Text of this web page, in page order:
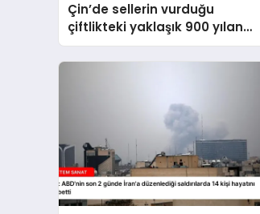
Çin’de sellerin vurduğu
çiftlikteki yaklaşık 900 yılan
kaçtı